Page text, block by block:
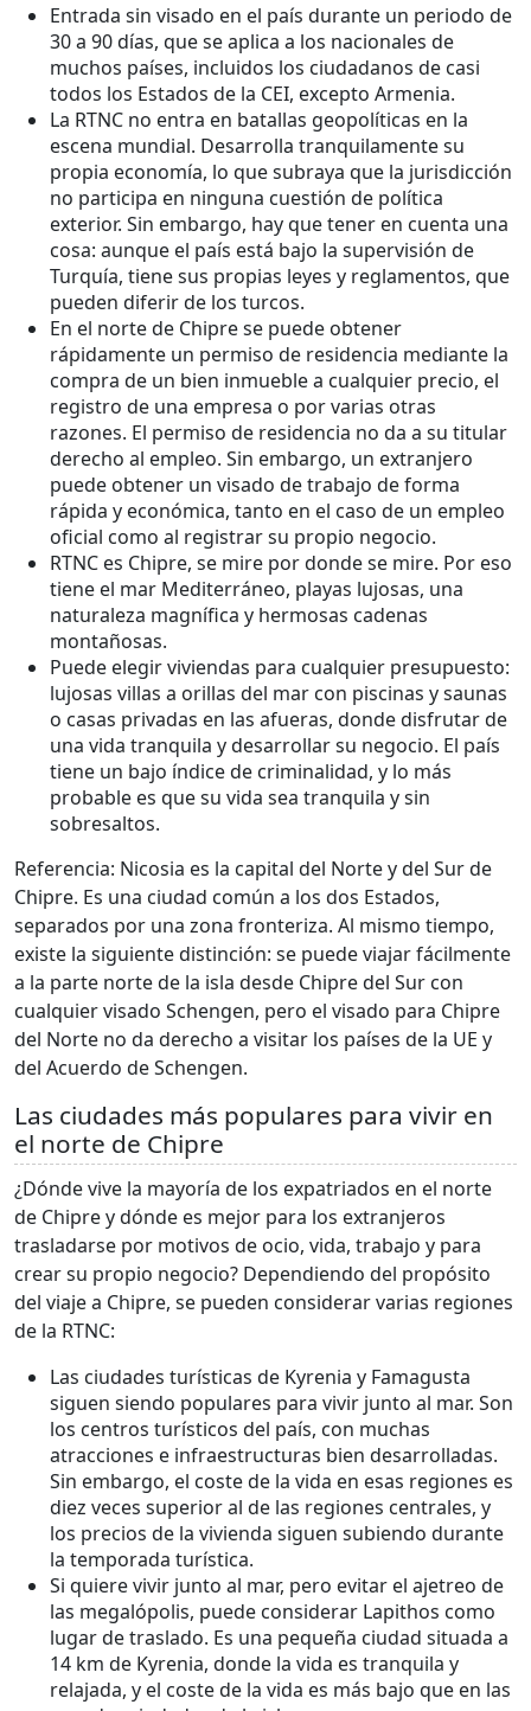
Entrada sin visado en el país durante un periodo de
30 a 90 días, que se aplica a los nacionales de
muchos países, incluidos los ciudadanos de casi
todos los Estados de la CEI, excepto Armenia.
La RTNC no entra en batallas geopolíticas en la
escena mundial. Desarrolla tranquilamente su
propia economía, lo que subraya que la jurisdicción
no participa en ninguna cuestión de política
exterior. Sin embargo, hay que tener en cuenta una
cosa: aunque el país está bajo la supervisión de
Turquía, tiene sus propias leyes y reglamentos, que
pueden diferir de los turcos.
En el norte de Chipre se puede obtener
rápidamente un permiso de residencia mediante la
compra de un bien inmueble a cualquier precio, el
registro de una empresa o por varias otras
razones. El permiso de residencia no da a su titular
derecho al empleo. Sin embargo, un extranjero
puede obtener un visado de trabajo de forma
rápida y económica, tanto en el caso de un empleo
oficial como al registrar su propio negocio.
RTNC es Chipre, se mire por donde se mire. Por eso
tiene el mar Mediterráneo, playas lujosas, una
naturaleza magnífica y hermosas cadenas
montañosas.
Puede elegir viviendas para cualquier presupuesto:
lujosas villas a orillas del mar con piscinas y saunas
o casas privadas en las afueras, donde disfrutar de
una vida tranquila y desarrollar su negocio. El país
tiene un bajo índice de criminalidad, y lo más
probable es que su vida sea tranquila y sin
sobresaltos.
Referencia: Nicosia es la capital del Norte y del Sur de
Chipre. Es una ciudad común a los dos Estados,
separados por una zona fronteriza. Al mismo tiempo,
existe la siguiente distinción: se puede viajar fácilmente
a la parte norte de la isla desde Chipre del Sur con
cualquier visado Schengen, pero el visado para Chipre
del Norte no da derecho a visitar los países de la UE y
del Acuerdo de Schengen.
Las ciudades más populares para vivir en
el norte de Chipre
¿Dónde vive la mayoría de los expatriados en el norte
de Chipre y dónde es mejor para los extranjeros
trasladarse por motivos de ocio, vida, trabajo y para
crear su propio negocio? Dependiendo del propósito
del viaje a Chipre, se pueden considerar varias regiones
de la RTNC:
Las ciudades turísticas de Kyrenia y Famagusta
siguen siendo populares para vivir junto al mar. Son
los centros turísticos del país, con muchas
atracciones e infraestructuras bien desarrolladas.
Sin embargo, el coste de la vida en esas regiones es
diez veces superior al de las regiones centrales, y
los precios de la vivienda siguen subiendo durante
la temporada turística.
Si quiere vivir junto al mar, pero evitar el ajetreo de
las megalópolis, puede considerar Lapithos como
lugar de traslado. Es una pequeña ciudad situada a
14 km de Kyrenia, donde la vida es tranquila y
relajada, y el coste de la vida es más bajo que en las